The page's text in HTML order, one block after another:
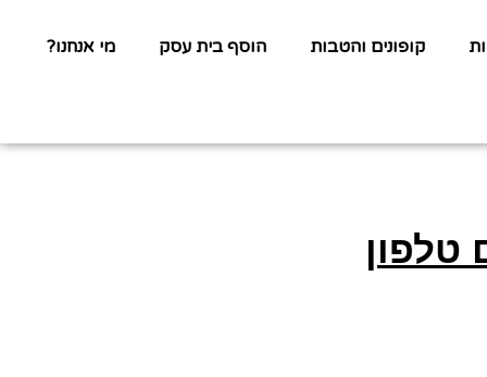
קופונים והטבות הוסף בית עסק מי אנחנו?
טלפון